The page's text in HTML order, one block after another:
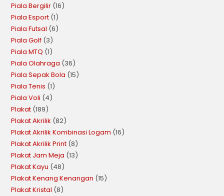
Piala Bergilir 16
Piala Esport 1
Piala Futsal 6
Piala Golf 3
Piala MTQ 1
Piala Olahraga 36
Piala Sepak Bola 15
Piala Tenis 1
Piala Voli 4
Plakat 189
Plakat Akrilik 82
Plakat Akrilik Kombinasi Logam 16
Plakat Akrilik Print 8
Plakat Jam Meja 13
Plakat Kayu 48
Plakat Kenang Kenangan 15
Plakat Kristal 8